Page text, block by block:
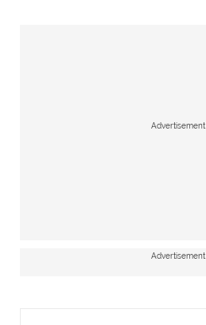
Advertisement
Advertisement